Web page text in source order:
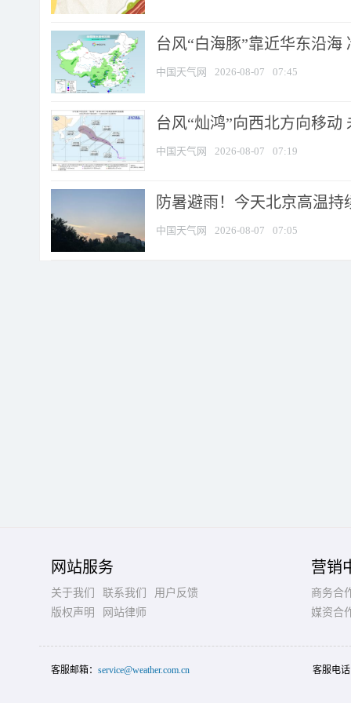
台风“白海豚”靠近华东沿
中国天气网 2026-08-07 07:45
台风“灿鸿”向西北方向移动
中国天气网 2026-08-07 07:19
防暑避雨！今天北京高温
中国天气网 2026-08-07 07:05
网站服务
关于我们 联系我们
用户反馈
版权声明
网站律师
营销
商务合
媒资合
客服邮箱： service@weather.com.cn 客服电